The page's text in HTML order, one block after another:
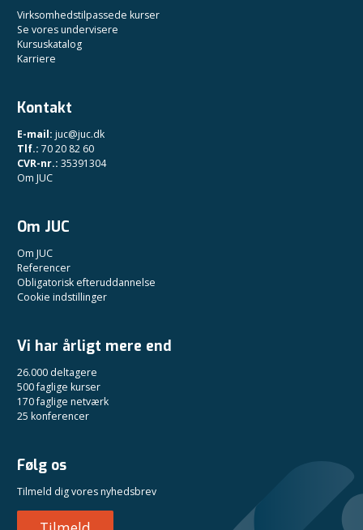
Virksomhedstilpassede kurser
Se vores undervisere
Kursuskatalog
Karriere
Kontakt
E-mail: juc@juc.dk
Tlf.: 70 20 82 60
CVR-nr.: 35391304
Om JUC
Om JUC
Om JUC
Referencer
Obligatorisk efteruddannelse
Cookie indstillinger
Vi har årligt mere end
26.000 deltagere
500 faglige kurser
170 faglige netværk
25 konferencer
Følg os
Tilmeld dig vores nyhedsbrev